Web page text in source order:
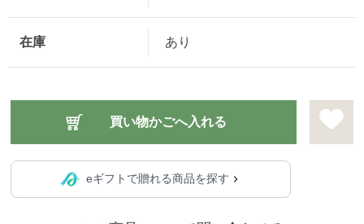
在庫 あり
eギフトで贈れる商品を探す